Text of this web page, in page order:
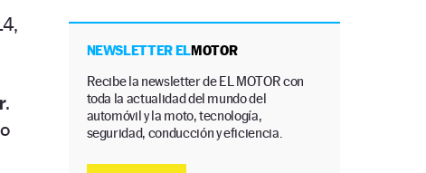
.
NEWSLETTER ELMOTOR
Recibe la newsletter de EL MOTOR con
toda la actualidad del mundo del
automóvil y la moto, tecnología,
seguridad, conducción y eficiencia.